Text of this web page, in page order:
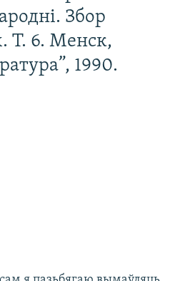
Збор
Т. 6. Менск,
1990.